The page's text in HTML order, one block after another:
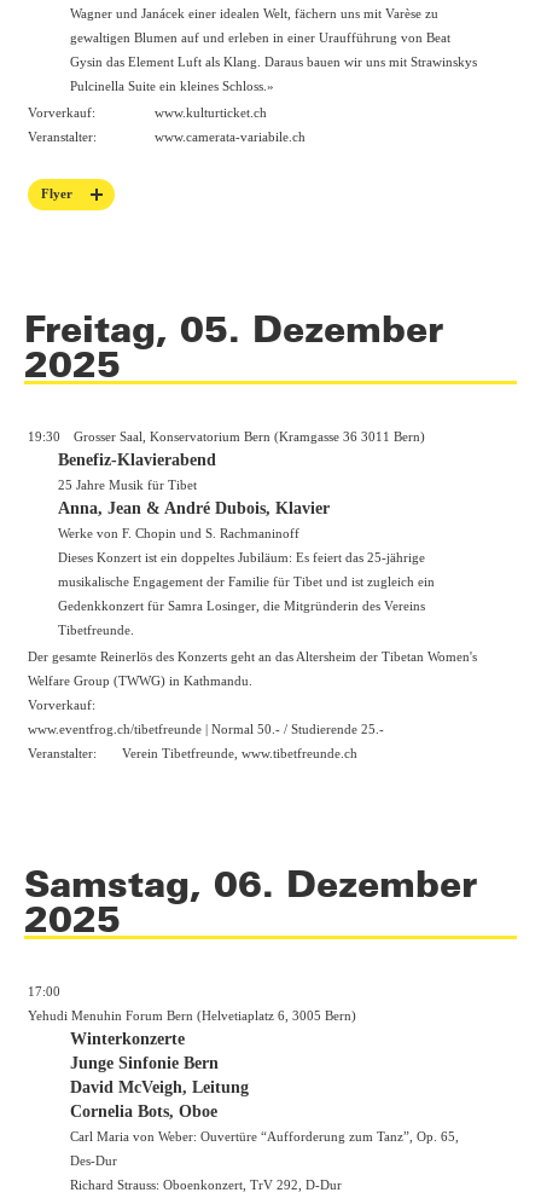
Wagner und Janácek einer idealen Welt, fächern uns mit Varèse zu
gewaltigen Blumen auf und erleben in einer Uraufführung von Beat
Gysin das Element Luft als Klang. Daraus bauen wir uns mit Strawinskys
Pulcinella Suite ein kleines Schloss.»
Vorverkauf:
www.kulturticket.ch
Veranstalter:
www.camerata-variabile.ch
Flyer
Freitag, 05. Dezember
2025
19:30 Grosser Saal, Konservatorium Bern (Kramgasse 36 3011 Bern)
Benefiz-Klavierabend
25 Jahre Musik für Tibet
Anna, Jean & André Dubois, Klavier
Werke von F. Chopin und S. Rachmaninoff
Dieses Konzert ist ein doppeltes Jubiläum: Es feiert das 25-jährige
musikalische Engagement der Familie für Tibet und ist zugleich ein
Gedenkkonzert für Samra Losinger, die Mitgründerin des Vereins
Tibetfreunde.
Der gesamte Reinerlös des Konzerts geht an das Altersheim der Tibetan Women's
Welfare Group (TWWG) in Kathmandu.
Vorverkauf:
www.eventfrog.ch/tibetfreunde | Normal 50.- / Studierende 25.-
Veranstalter:
Verein Tibetfreunde, www.tibetfreunde.ch
Samstag, 06. Dezember
2025
17:00
Yehudi Menuhin Forum Bern (Helvetiaplatz 6, 3005 Bern)
Winterkonzerte
Junge Sinfonie Bern
David McVeigh, Leitung
Cornelia Bots, Oboe
Carl Maria von Weber: Ouvertüre “Aufforderung zum Tanz”, Op. 65,
Des-Dur
Richard Strauss: Oboenkonzert, TrV 292, D-Dur